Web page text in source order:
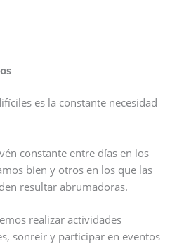
es la constante necesidad
constante entre días en los
bien y otros en los que las
resultar abrumadoras.
realizar actividades
sonreír y participar en eventos